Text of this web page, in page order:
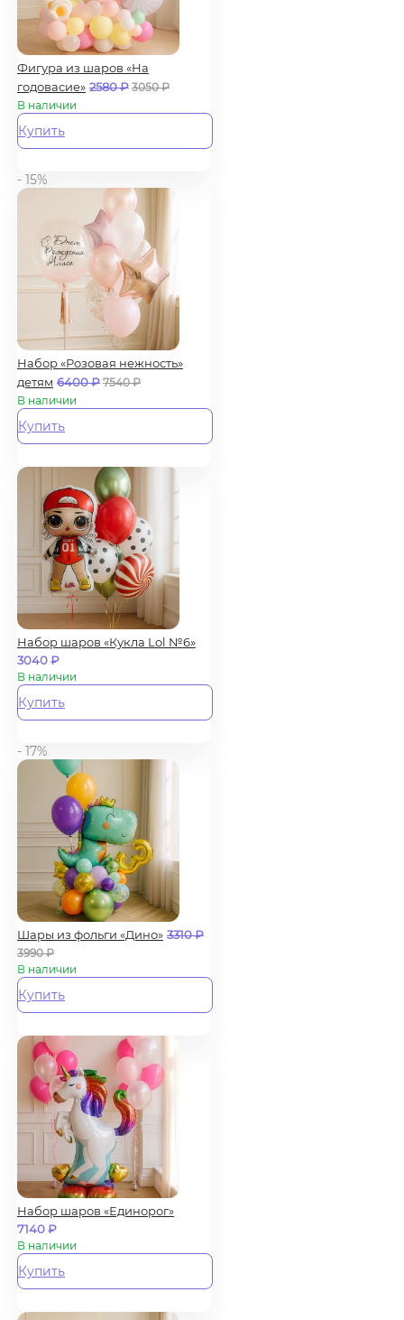
Фигура из шаров «На
годовасие» 2580₽ 3050₽
В наличии
Купить
- 15%
Набор «Розовая нежность»
детям 6400₽ 7540₽
В наличии
Купить
Набор шаров «Кукла Lol №6»
3040₽
В наличии
Купить
- 17%
Шары из фольги «Дино» 3310₽
3990₽
В наличии
Купить
Набор шаров «Единорог»
7140₽
В наличии
Купить